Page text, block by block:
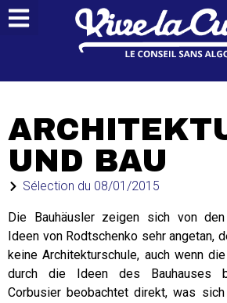
UND BAU
Sélection du 08/01/2015
Die Bauhäusler zeigen sich von
Ideen von Rodtschenko sehr angetan,
keine Architekturschule, auch wenn
durch die Ideen des Bauhauses
Corbusier beobachtet direkt, was